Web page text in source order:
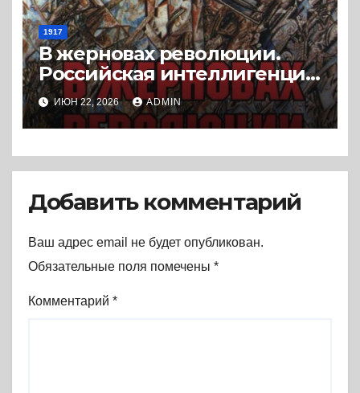
1917
В жерновах революции.
Российская интеллигенция
между белыми и красными
в пореволюционные годы.
(2008) * Книга
ИЮН 22, 2026 ADMIN
Добавить комментарий
Ваш адрес email не будет опубликован.
Обязательные поля помечены *
Комментарий *